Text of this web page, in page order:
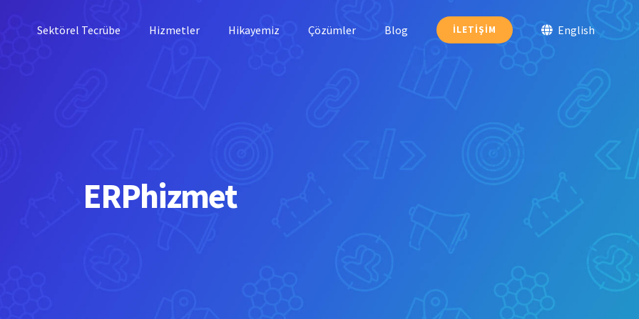
Sektörel Tecrübe Hizmetler Hikayemiz Çözümler Blog İLETIŞIM English
ERPhizmet